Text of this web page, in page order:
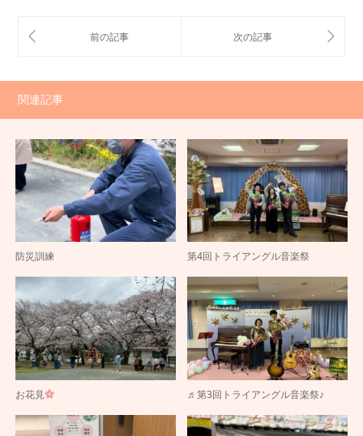
関連記事
防災訓練 第4回トライアングル音楽祭
お花見 ♬第3回トライアングル音楽祭♪